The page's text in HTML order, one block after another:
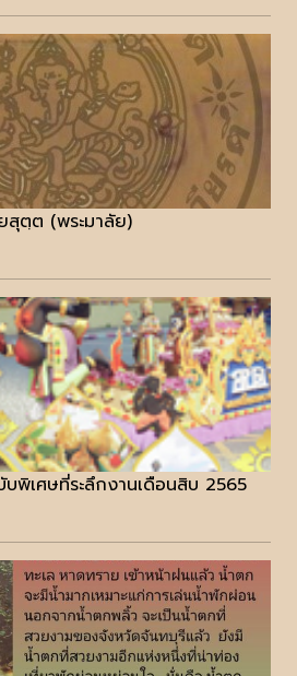
สุตฺต (พระมาลัย)
บพิเศษที่ระลึกงานเดือนสิบ 2565